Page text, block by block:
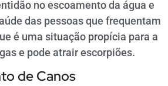
no escoamento da água e
das pessoas que frequentam
é uma situação propícia para a
e pode atrair escorpiões.
de Canos